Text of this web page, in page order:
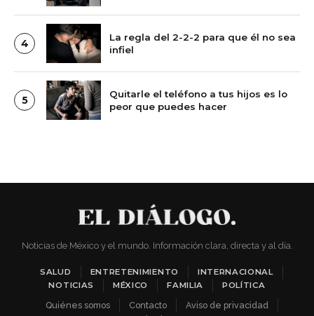
4
La regla del 2-2-2 para que él no sea
infiel
5
Quitarle el teléfono a tus hijos es lo
peor que puedes hacer
Noticias de México y el mundo. Información clara, directa y al día.
SALUD ENTRETENIMIENTO
INTERNACIONAL
NOTICIAS
MÉXICO FAMILIA POLÍTICA
Quiénes somos Contacto
Aviso de privacidad